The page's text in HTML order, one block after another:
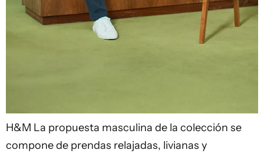
H&M La propuesta masculina de la colección se
compone de prendas relajadas, livianas y